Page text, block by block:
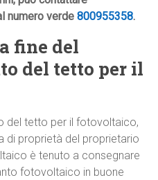
numero verde800955358.
fine del
del tetto per il
del tetto per il fotovoltaico,
di proprietà del proprietario
è tenuto a consegnare
fotovoltaico in buone